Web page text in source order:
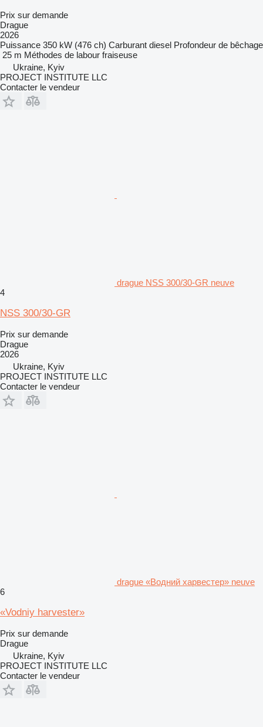
Prix sur demande
Drague
2026
Puissance 350 kW (476 ch) Carburant diesel Profondeur de bêchage
25 m Méthodes de labour fraiseuse
Ukraine, Kyiv
PROJECT INSTITUTE LLC
Contacter le vendeur
drague NSS 300/30-GR neuve
4
NSS 300/30-GR
Prix sur demande
Drague
2026
Ukraine, Kyiv
PROJECT INSTITUTE LLC
Contacter le vendeur
drague «Водний харвестер» neuve
6
«Vodniy harvester»
Prix sur demande
Drague
Ukraine, Kyiv
PROJECT INSTITUTE LLC
Contacter le vendeur